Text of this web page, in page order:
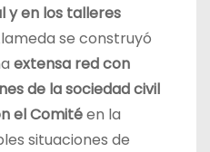
y en los talleres
se construyó
extensa red con
de la sociedad civil
el Comitéen la
situaciones de